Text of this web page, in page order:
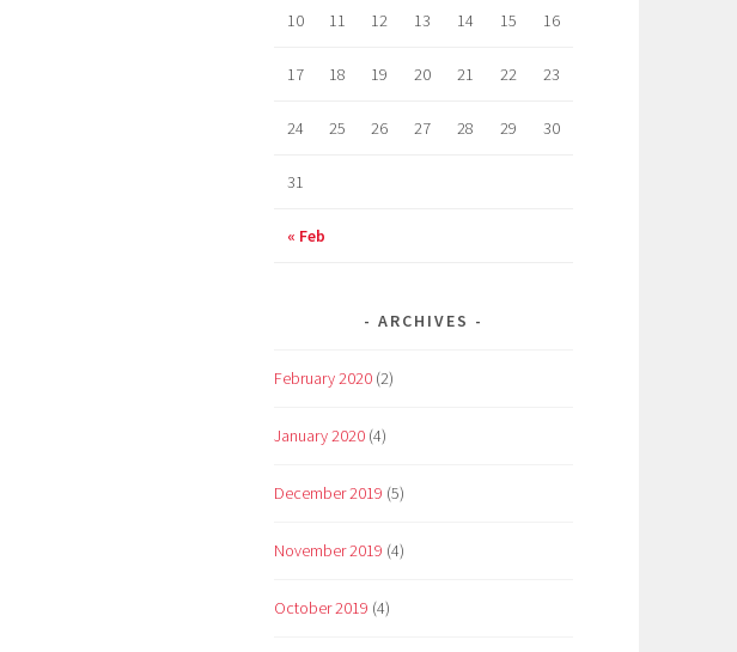
« Feb
10 11 12 13 14 15 16
17 18 19 20 21 22 23
24 25 26 27 28 29 30
31
ARCHIVES
February 2020 (2)
January 2020 (4)
December 2019 (5)
November 2019 (4)
October 2019 (4)